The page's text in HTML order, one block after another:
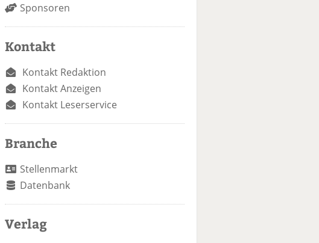
Sponsoren
Kontakt
Kontakt Redaktion
Kontakt Anzeigen
Kontakt Leserservice
Branche
Stellenmarkt
Datenbank
Verlag